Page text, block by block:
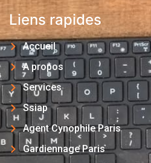
Liens rapides
Accueil
A propos
Services
Ssiap
Agent Cynophile Paris
Gardiennage Paris